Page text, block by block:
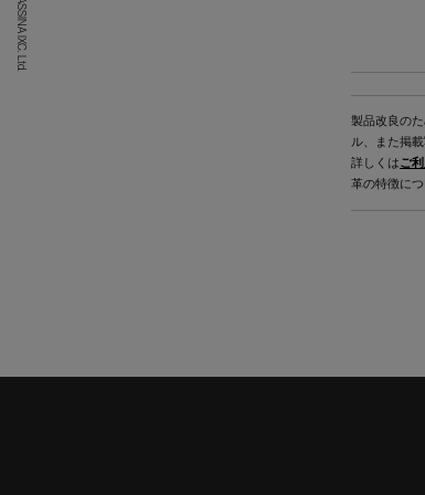
(C) CASSINA IXC. Ltd.
製品改良の
ル、また掲
詳しくはご
革の特徴に